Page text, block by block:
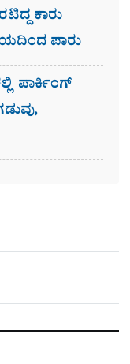
ಕಾರು
ಪಾರು
ಪಾರ್ಕಿಂಗ್​